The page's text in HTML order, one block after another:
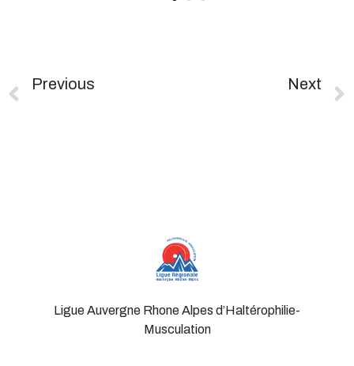
Previous
Next
Ligue Auvergne Rhone Alpes d’Haltérophilie-
Musculation